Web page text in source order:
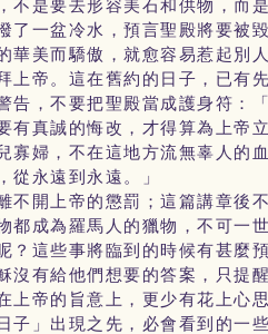
不是要去形容美石和供物，而
了一盆冷水，預言聖殿將要被
華美而驕傲，就愈容易惹起別
上帝。這在舊約的日子，已
告，不要把聖殿當成護身符：
有真誠的悔改，才得算為上帝
寡婦，不在這地方流無辜人的
從永遠到永遠。」
不開上帝的懲罰；這篇講章後
都成為羅馬人的獵物，不可一
？這些事將臨到的時候有甚麼
沒有給他們想要的答案，只提
上帝的旨意上，更少有花上心
子」出現之先，必會看到的一